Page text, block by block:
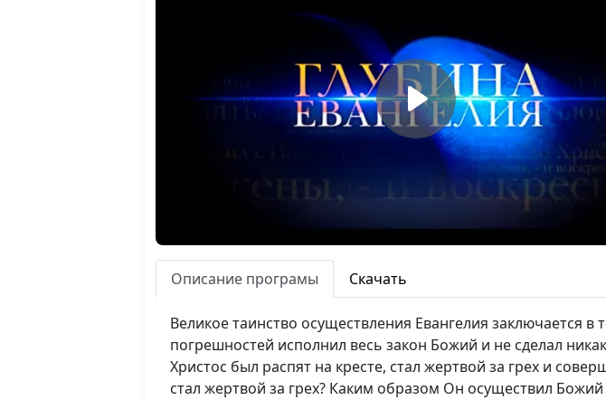
Описание програмы Скачать
Великое таинство осуществления Евангелия заключается
погрешностей исполнил весь закон Божий и не сделал
Христос был распят на кресте, стал жертвой за грех и
стал жертвой за грех? Каким образом Он осуществил